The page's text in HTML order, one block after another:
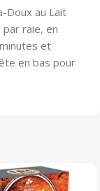
Doux au Lait
par raie, en
et
en bas pour